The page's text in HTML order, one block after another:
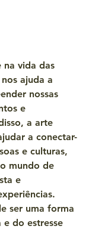
vida das
ajuda a
nossas
e
a arte
a conectar-
e culturas,
mundo de
e
ser uma forma
do estresse